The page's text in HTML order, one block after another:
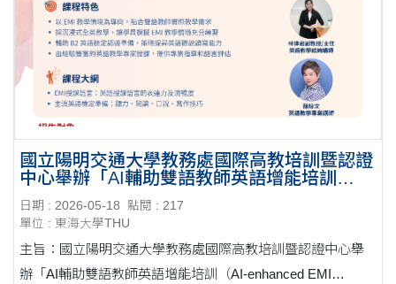
國立陽明交通大學教務處國際高教培訓暨認證
中心舉辦「AI輔助雙語教師英語增能培訓
（AI-enhanced EMI Teacher Language and
Teaching Enhancement）」
日期 : 2026-05-18
點閱 : 217
單位 : 東海大學THU
主旨：國立陽明交通大學教務處國際高教培訓暨認證中心舉
辦「AI輔助雙語教師英語增能培訓（AI-enhanced EMI